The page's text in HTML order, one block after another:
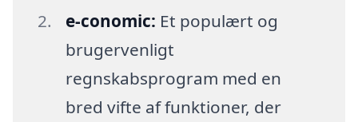
e-conomic: Et populært og
brugervenligt
regnskabsprogram med en
bred vifte af funktioner, der